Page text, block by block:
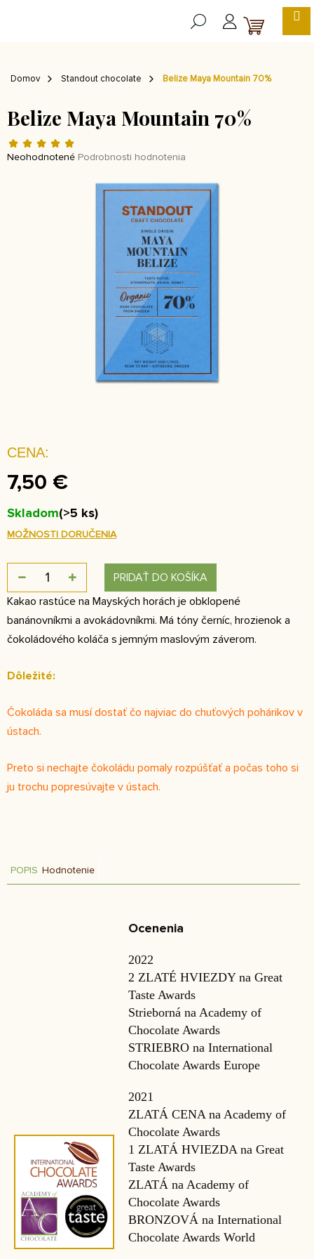
KOŠÍK
Domov Standout chocolate Belize Maya Mountain 70%
Belize Maya Mountain 70%
Priemerné
hodnotenie
Neohodnotené Podrobnosti hodnotenia
7,50 €
Skladom(>5 ks)
MOŽNOSTI DORUČENIA
PRIDAŤ DO KOŠÍKA
Kakao rastúce na Mayských horách je obklopené
banánovníkmi a avokádovníkmi. Má tóny černíc, hrozienok a
čokoládového koláča s jemným maslovým záverom.
Dôležité:
Čokoláda sa musí dostať čo najviac do chuťových pohárikov v
ústach.
Preto si nechajte čokoládu pomaly rozpúšťať a počas toho si
ju trochu popresúvajte v ústach.
POPIS Hodnotenie
Ocenenia
2022
2 ZLATÉ HVIEZDY na Great
Taste Awards
Strieborná na Academy of
Chocolate Awards
STRIEBRO na International
Chocolate Awards Europe
2021
ZLATÁ CENA na Academy of
Chocolate Awards
1 ZLATÁ HVIEZDA na Great
Taste Awards
ZLATÁ na Academy of
Chocolate Awards
BRONZOVÁ na International
Chocolate Awards World